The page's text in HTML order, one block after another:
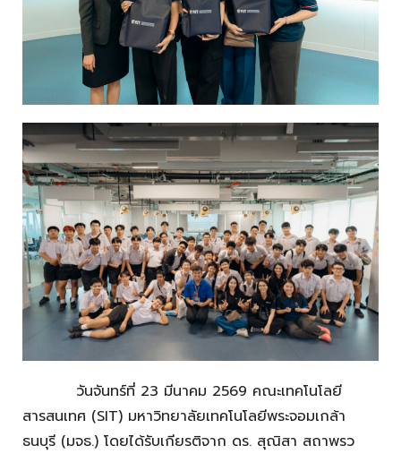
วันจันทร์ที่ 23 มีนาคม 2569 คณะเทคโนโลยี
สารสนเทศ (SIT) มหาวิทยาลัยเทคโนโลยีพระจอมเกล้า
ธนบุรี (มจธ.) โดยได้รับเกียรติจาก ดร. สุณิสา สถาพรว